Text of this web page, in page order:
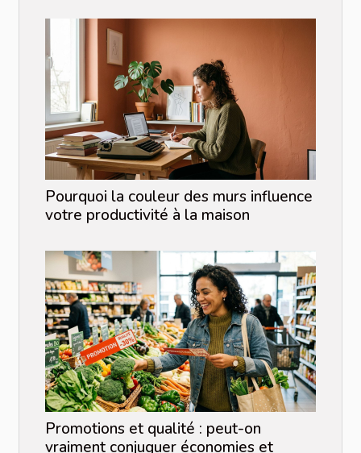
Pourquoi la couleur des murs influence
votre productivité à la maison
Promotions et qualité : peut-on
vraiment conjuguer économies et